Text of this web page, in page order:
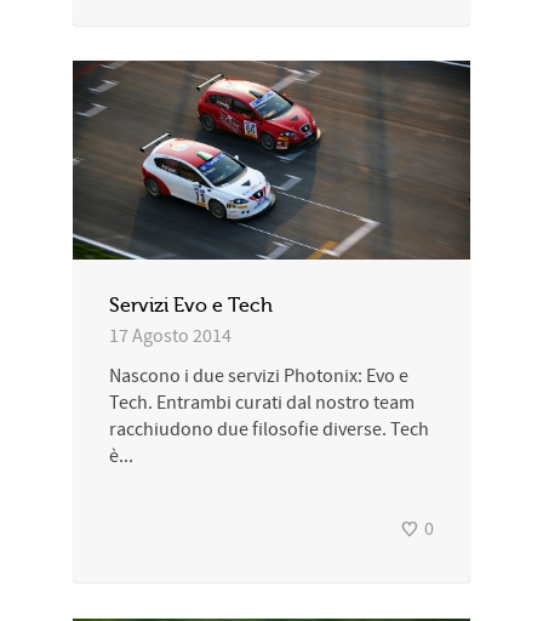
Servizi Evo e Tech
17 Agosto 2014
Nascono i due servizi Photonix: Evo e
Tech. Entrambi curati dal nostro team
racchiudono due filosofie diverse. Tech
è...
0